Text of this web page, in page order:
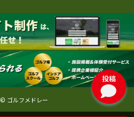
投稿
© ゴルフメドレー